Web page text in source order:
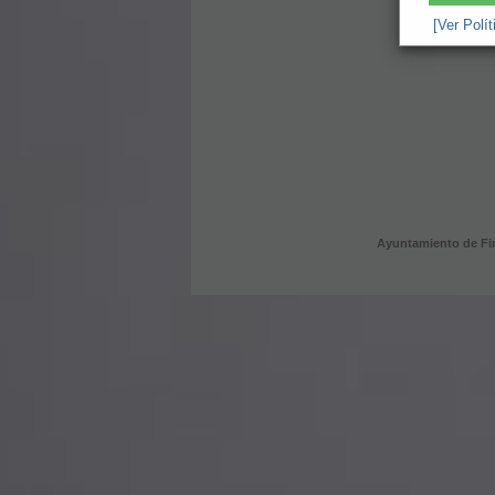
[Ver
Ayuntamiento de